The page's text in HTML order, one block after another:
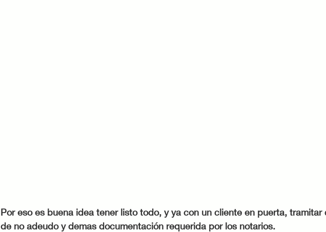
Por eso es buena idea tener listo todo, y ya con un cliente en puerta, tramitar
de no adeudo y demas documentación requerida por los notarios.